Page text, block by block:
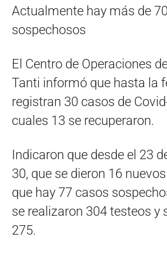
Actualmente hay más de
sospechosos
El Centro de Operaciones
Tanti informó que hasta la
registran 30 casos de
cuales 13 se recuperaron.
Indicaron que desde el 23
30, que se dieron 16
que hay 77 casos
se realizaron 304 testeos y
275.